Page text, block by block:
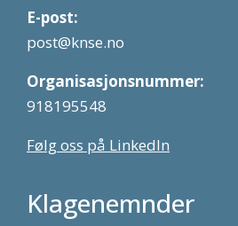
E-post:
post@knse.no
Organisasjonsnummer:
918195548
Følg oss på LinkedIn
Klagenemnder